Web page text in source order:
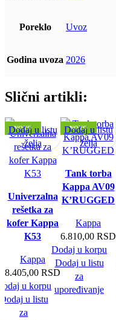
Poreklo Uvoz
Godina uvoza 2026
Slični artikli:
NOVO
Dodaj u listu
želja
Univerzalna
rešetka za
kofer Kappa
K53
Kappa
8.405,00 RSD
u korpu
u listu
za
NOVO
Dodaj u listu
želja
Tank torba
Kappa AV09
K’RUGGED
Kappa
6.810,00 RSD
Dodaj u korpu
Dodaj u listu
za
upoređivanje